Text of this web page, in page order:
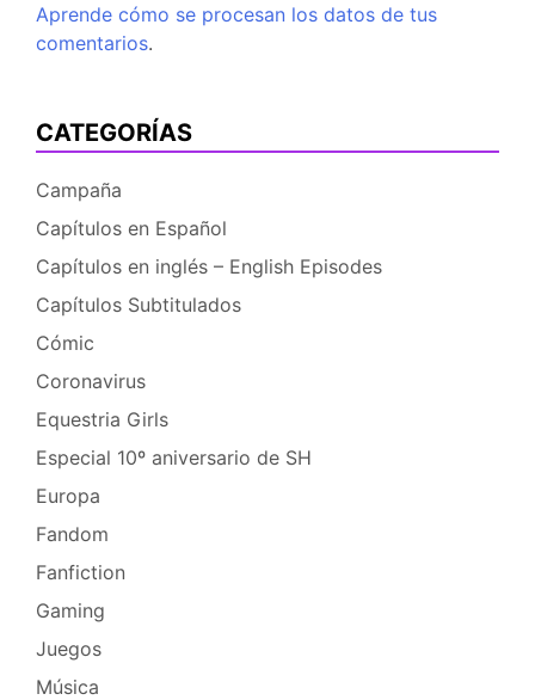
Aprende cómo se procesan los datos de tus
comentarios.
CATEGORÍAS
Campaña
Capítulos en Español
Capítulos en inglés – English Episodes
Capítulos Subtitulados
Cómic
Coronavirus
Equestria Girls
Especial 10º aniversario de SH
Europa
Fandom
Fanfiction
Gaming
Juegos
Música